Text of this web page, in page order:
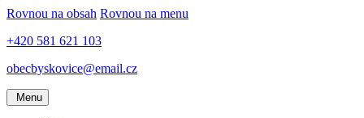
Rovnou na obsah Rovnou na menu
+420 581 621 103
obecbyskovice@email.cz
Menu